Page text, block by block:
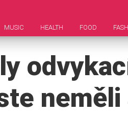
MUSIC HEALTH FOOD
neměli